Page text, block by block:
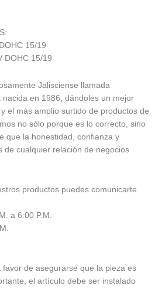
15/19
DOHC 15/19
Jalisciense llamada
en 1986, dándoles un mejor
el más amplio surtido de productos de
no sólo porque es lo correcto, sino
que la honestidad, confianza y
de cualquier relación de negocios
productos puedes comunicarte
a 6:00 P.M.
de asegurarse que la pieza es
el artículo debe ser instalado